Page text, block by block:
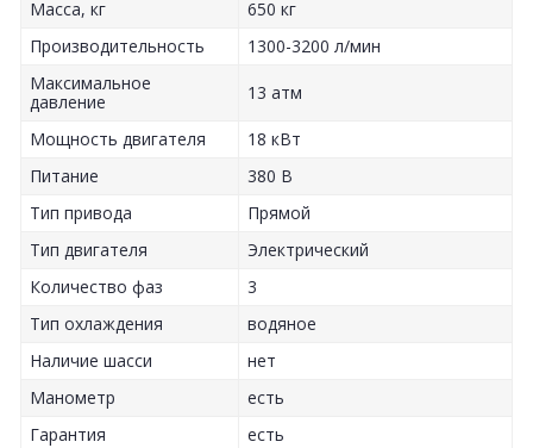
Масса, кг
650 кг
Производительность
1300-3200 л/мин
Максимальное
давление
13 атм
Мощность двигателя
18 кВт
Питание
380 В
Тип привода
Прямой
Тип двигателя
Электрический
Количество фаз
3
Тип охлаждения
водяное
Наличие шасси
нет
Манометр
есть
Гарантия
есть